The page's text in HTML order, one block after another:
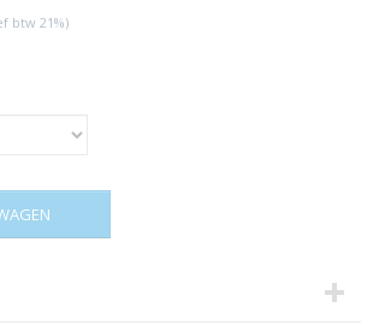
btw 21%)